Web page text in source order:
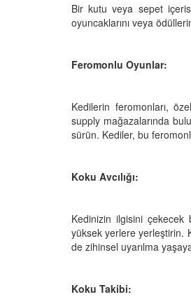
Bir kutu veya sepet
oyuncaklarını veya
Feromonlu Oyunlar:
Kedilerin feromonları,
supply mağazalarında
sürün. Kediler, bu
Koku Avcılığı:
Kedinizin ilgisini çekecek
yüksek yerlere yerleştirin.
de zihinsel uyarılma
Koku Takibi: